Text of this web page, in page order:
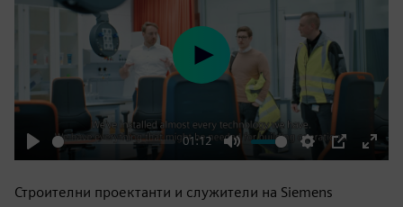
Play
01:12
Mute Settings
PIP
Enter
Play
Строителни проектанти и служители на Siemens